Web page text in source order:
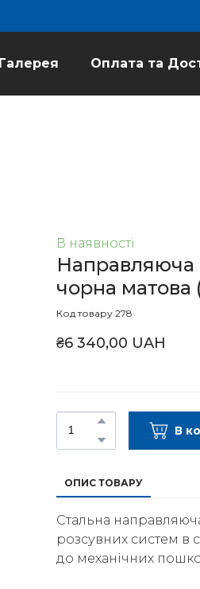
Галерея Оплата та
В наявності
Направляюча
чорна матова
Код товару 278
₴6 340,00 UAH
В
ОПИС ТОВАРУ
Стальна
розсувних систем в
до механічних